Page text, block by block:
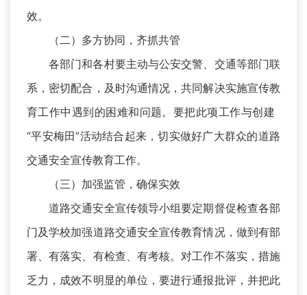
效。
（二）多方协同，齐抓共管
各部门和各村要主动与公安交警、交通等部门联
系，密切配合，及时沟通情况，共同解决实施宣传教
育工作中遇到的困难和问题。要把此项工作与创建
“平安梅田”活动结合起来，切实做好广大群众的道路
交通安全宣传教育工作。
（三）加强监管，确保实效
道路交通安全宣传领导小组要定期督促检查各部
门及学校加强道路交通安全宣传教育情况，做到有部
署、有落实、有检查、有考核。对工作不落实，措施
乏力，成效不明显的单位，要进行通报批评，并把此